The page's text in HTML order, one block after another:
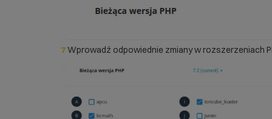
7Wprowadź odpowiednie zmiany w rozszerzeniach